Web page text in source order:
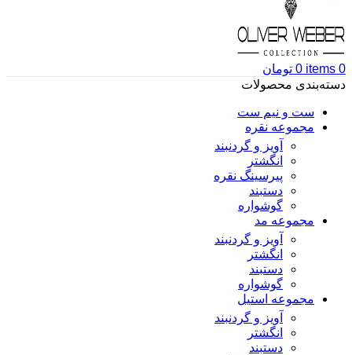
0
items
0 تومان
دسته‌بندی محصولات
ست و نیم ست
مجموعه نقره
آویز و گردنبند
انگشتر
پیرسینگ نقره
دستبند
گوشواره
مجموعه مد
آویز و گردنبند
انگشتر
دستبند
گوشواره
مجموعه استیل
آویز و گردنبند
انگشتر
دستبند